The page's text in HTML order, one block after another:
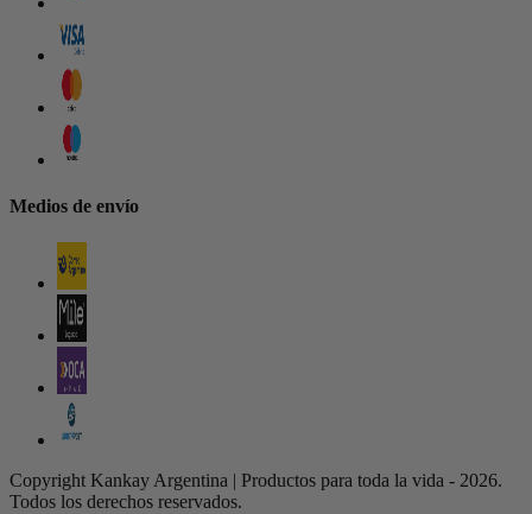
Medios de envío
Copyright Kankay Argentina | Productos para toda la vida - 2026.
Todos los derechos reservados.